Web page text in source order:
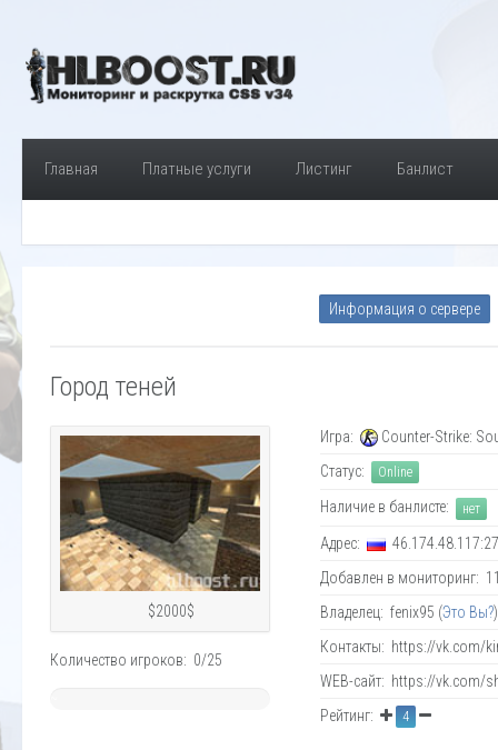
Главная Платные услуги Листинг Банлист
Информация о сервере
Город теней
$2000$
Количество игроков: 0/25
Игра:
Counter-Strike:
Статус:
Online
Наличие в банлисте: нет
Адрес:
Добавлен в мониторинг:
Владелец: fenix95 (Это Вы?)
Контакты: https://vk.com/
WEB-сайт: https://vk.com/
Рейтинг:
4